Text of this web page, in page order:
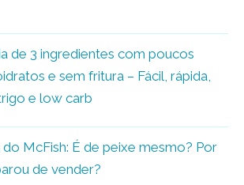
de 3 ingredientes com poucos
e sem fritura – Fácil, rápida,
e low carb
McFish: É de peixe mesmo? Por
de vender?